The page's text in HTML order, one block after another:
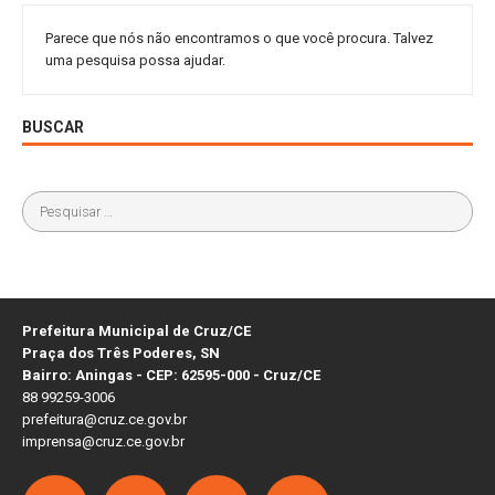
Parece que nós não encontramos o que você procura. Talvez
uma pesquisa possa ajudar.
BUSCAR
Prefeitura Municipal de Cruz/CE
Praça dos Três Poderes, SN
Bairro: Aningas - CEP: 62595-000 - Cruz/CE
88 99259-3006
prefeitura@cruz.ce.gov.br
imprensa@cruz.ce.gov.br